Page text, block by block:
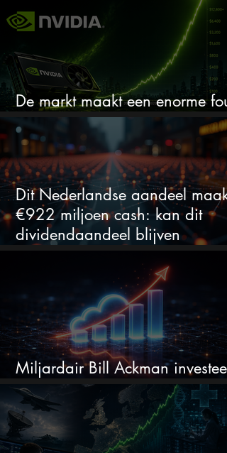
De markt maakt een enorme fout
Dit Nederlandse aandeel maakt
€922 miljoen cash: kan dit
dividendaandeel blijven
verhogen?
Miljardair Bill Ackman investeert
miljarden in dit techaandeel